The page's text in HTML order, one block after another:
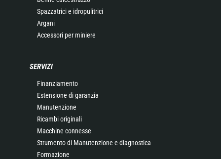
Spazzatrici e idropulitrici
Argani
Accessori per miniere
SERVIZI
Finanziamento
Estensione di garanzia
Manutenzione
Ricambi originali
Macchine connesse
Strumento di Manutenzione e diagnostica
Formazione